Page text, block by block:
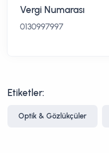
Vergi Numarası
0130997997
Etiketler:
Optik & Gözlükçüler